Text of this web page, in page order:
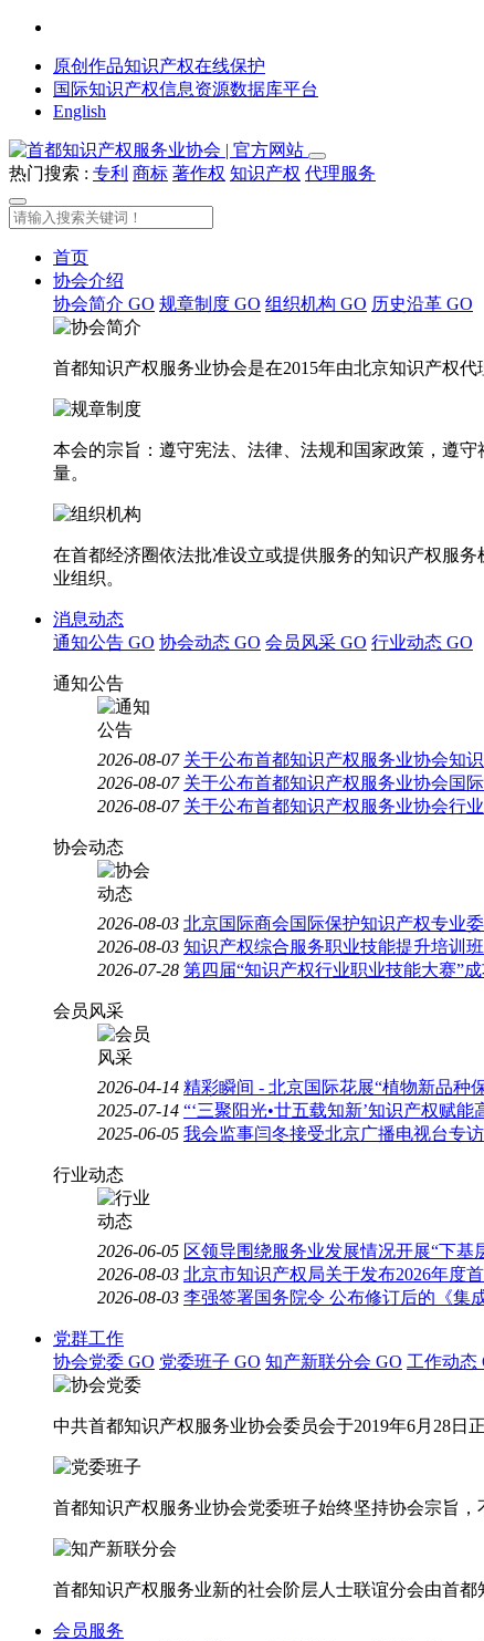
原创作品知识产权在线保护
国际知识产权信息资源数据库平台
English
热门搜索 : 专利 商标 著作权 知识产权 代理服务
首页
协会介绍
协会简介 GO 规章制度 GO 组织机构 GO 历史沿革 GO
首都知识产权服务业协会是在2015年由北京知识产权
本会的宗旨：遵守宪法、法律、法规和国家政策，遵
量。
在首都经济圈依法批准设立或提供服务的知识产权服
业组织。
消息动态
通知公告 GO 协会动态 GO 会员风采 GO 行业动态 GO
通知公告
2026-08-07 关于公布首都知识产权服务业协会知
2026-08-07 关于公布首都知识产权服务业协会国
2026-08-07 关于公布首都知识产权服务业协会行
协会动态
2026-08-03 北京国际商会国际保护知识产权专业
2026-08-03 知识产权综合服务职业技能提升培训
2026-07-28 第四届“知识产权行业职业技能大赛”
会员风采
2026-04-14 精彩瞬间 - 北京国际花展“植物新品种
2025-07-14 “‘三聚阳光•廿五载知新’知识产权赋
2025-06-05 我会监事闫冬接受北京广播电视台专访
行业动态
2026-06-05 区领导围绕服务业发展情况开展“下
2026-08-03 北京市知识产权局关于发布2026年度
2026-08-03 李强签署国务院令 公布修订后的《集
党群工作
协会党委 GO 党委班子 GO 知产新联分会 GO 工作动态
中共首都知识产权服务业协会委员会于2019年6月28日
首都知识产权服务业协会党委班子始终坚持协会宗旨，
首都知识产权服务业新的社会阶层人士联谊分会由首
会员服务